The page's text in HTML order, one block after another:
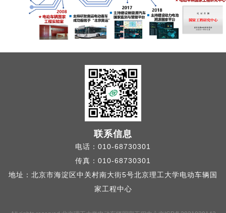
联系信息
电话：010-68730301
传真：010-68730301
地址：北京市海淀区中关村南大街5号北京理工大学电动车辆国
家工程中心